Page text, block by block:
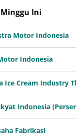
Ini
Motor Indonesia
Indonesia
Ice Cream Industry
Fabrikasi